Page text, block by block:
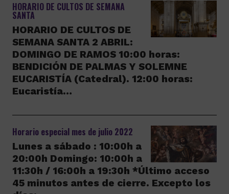
HORARIO DE CULTOS DE SEMANA
SANTA
HORARIO DE CULTOS DE
SEMANA SANTA 2 ABRIL:
DOMINGO DE RAMOS 10:00 horas:
BENDICIÓN DE PALMAS Y SOLEMNE
EUCARISTÍA (Catedral). 12:00 horas:
Eucaristía…
Horario especial mes de julio 2022
Lunes a sábado : 10:00h a
20:00h Domingo: 10:00h a
11:30h / 16:00h a 19:30h *Último acceso
45 minutos antes de cierre. Excepto los